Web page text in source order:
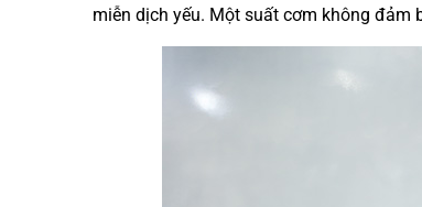
miễn dịch yếu. Một suất cơm không đảm